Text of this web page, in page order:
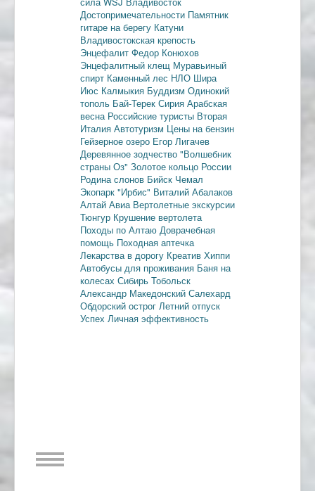
Достопримечательности Памятник
гитаре на берегу Катуни
Владивостокская крепость
Энцефалит Федор Конюхов
Энцефалитный клещ Муравьиный
спирт Каменный лес НЛО Шира
Июс Калмыкия Буддизм Одинокий
тополь Бай-Терек Сирия Арабская
весна Российские туристы Вторая
Италия Автотуризм Цены на бензин
Гейзерное озеро Егор Лигачев
Деревянное зодчество "Волшебник
страны Оз" Золотое кольцо России
Родина слонов Бийск Чемал
Экопарк "Ирбис" Виталий Абалаков
Алтай Авиа Вертолетные экскурсии
Тюнгур Крушение вертолета
Походы по Алтаю Доврачебная
помощь Походная аптечка
Лекарства в дорогу Креатив Хиппи
Автобусы для проживания Баня на
колесах Сибирь Тобольск
Александр Македонский Салехард
Обдорский острог Летний отпуск
Успех Личная эффективность